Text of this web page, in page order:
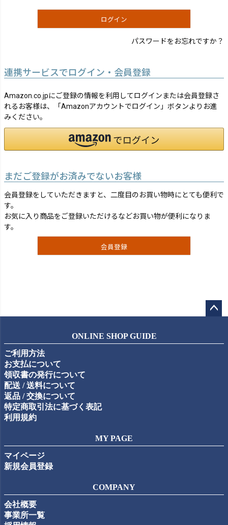
ログイン
パスワードをお忘れですか？
連携サービスでログイン・会員登録
Amazon.co.jpにご登録の情報を利用してログインまたは会員登録さ
れるお客様は、「Amazonアカウントでログイン」ボタンよりお進
みください。
まだご登録がお済みでないお客様
会員登録をしていただきますと、二度目のお買い物時にとても便利で
す。
お気に入り商品をご登録いただけるなどお買い物が便利になりま
す。
会員登録
ップ
ONLINE SHOP GUIDE
ご利用方法
お支払について
領収書の発行について
配送 / 送料について
返品 / 交換について
特定商取引法に基づく表記
利用規約
MY PAGE
マイページ
新規会員登録
COMPANY
会社概要
事業所一覧